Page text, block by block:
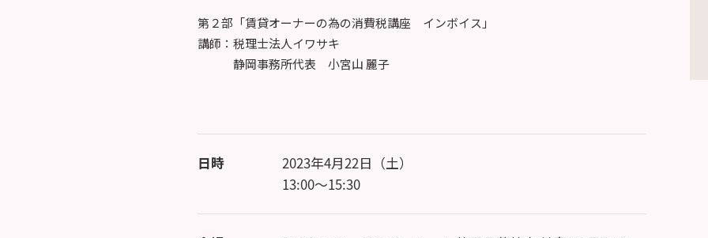
第２部「賃貸オーナーの為の消費税講座 インボイス」
講師：税理士法人イワサキ
静岡事務所代表 小宮山 麗子
日時
2023年4月22日（土）
13:00～15:30